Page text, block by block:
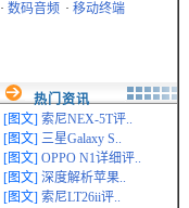
· 数码音频 · 移动终端
热门资讯
[图文] 索尼NEX-5T评..
[图文] 三星Galaxy S..
[图文] OPPO N1详细评..
[图文] 深度解析苹果..
[图文] 索尼LT26ii评..